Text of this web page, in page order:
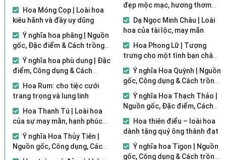
sóc đơn giản
đẹp mộc mạc, hương thơm
dịu nhẹ say đắm lòng người
Hoa Móng Cọp | Loài hoa
kiêu hãnh và đầy uy dũng
Dạ Ngọc Minh Châu | Loài
hoa của tài lộc, may mắn
Ý nghĩa hoa phăng | Nguồn
gốc, Đặc điểm & Cách trồng
đơn giản
Hoa Phong Lữ | Tượng
trưng cho một tình bạn chân
thành
Ý nghĩa hoa phù dung | Đặc
điểm, Công dụng & Cách
trồng đơn giản
Ý nghĩa Hoa Quỳnh | Nguồn
gốc, Công dụng & Cách trồng
đơn giản
Hoa Rum: cho tiệc cưới
trang trọng và lung linh
Ý nghĩa Hoa Thạch Thảo |
Nguồn gốc, Đặc điểm, Cách
trồng & Chăm sóc
Hoa Thanh Tú | Loài hoa
của sự may mắn, hạnh phúc
và thành công
Hoa thiên điểu – loài hoa
dành tặng quý ông thành đạt
Ý nghĩa Hoa Thủy Tiên |
Nguồn gốc, Công dụng, Cách
trồng & Chăm sóc
Ý nghĩa hoa Tigon | Nguồn
gốc, Công dụng & Cách trồng